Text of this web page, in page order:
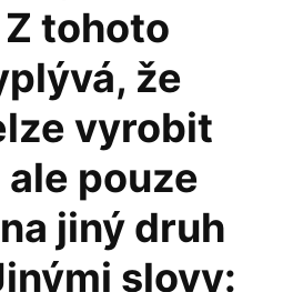
tohoto
že
vyrobit
pouze
jiný druh
slovy: